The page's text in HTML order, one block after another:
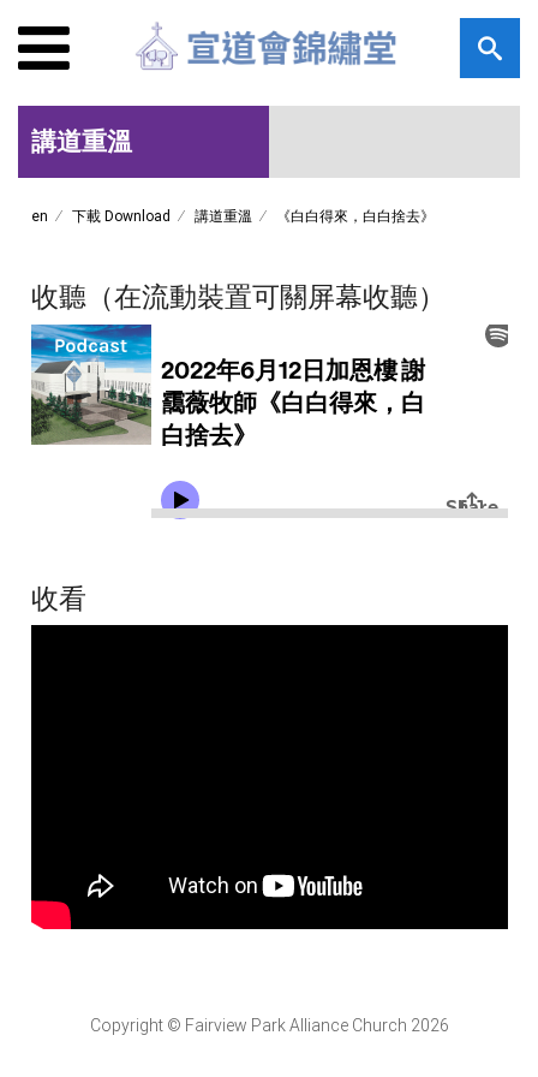
講道重溫
en 下載 Download 講道重溫 《白白得來，白白捨去》
收聽（在流動裝置可關屏幕收聽）
收看
Copyright © Fairview Park Alliance Church 2026